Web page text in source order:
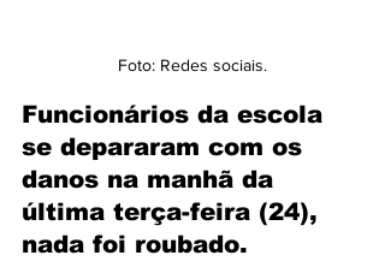
Foto: Redes sociais.
Funcionários da escola
se depararam com os
danos na manhã da
última terça-feira (24),
nada foi roubado.